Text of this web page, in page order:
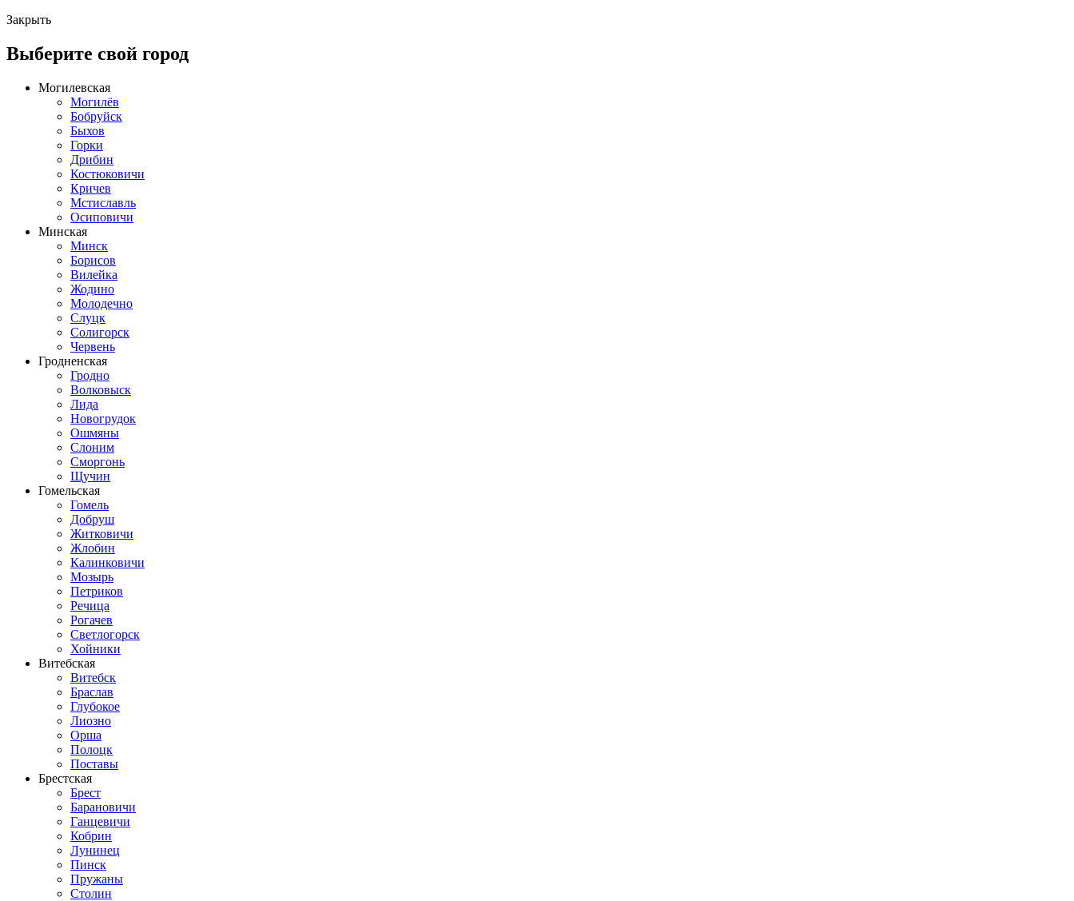
Закрыть
Выберите свой город
Могилевская
Могилёв
Бобруйск
Быхов
Горки
Дрибин
Костюковичи
Кричев
Мстиславль
Осиповичи
Минская
Минск
Борисов
Вилейка
Жодино
Молодечно
Слуцк
Солигорск
Червень
Гродненская
Гродно
Волковыск
Лида
Новогрудок
Ошмяны
Слоним
Сморгонь
Щучин
Гомельская
Гомель
Добруш
Житковичи
Жлобин
Калинковичи
Мозырь
Петриков
Речица
Рогачев
Светлогорск
Хойники
Витебская
Витебск
Браслав
Глубокое
Лиозно
Орша
Полоцк
Поставы
Брестская
Брест
Барановичи
Ганцевичи
Кобрин
Лунинец
Пинск
Пружаны
Столин